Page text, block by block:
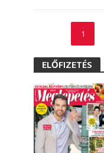
1
ELŐFIZETÉS